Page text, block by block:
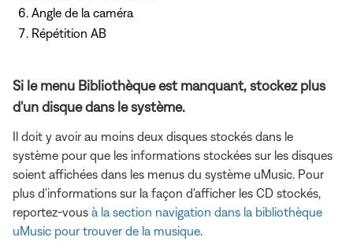
Angle de la caméra
Répétition AB
Si le menu Bibliothèque est manquant, stockez plus
d'un disque dans le système.
Il doit y avoir au moins deux disques stockés dans le
système pour que les informations stockées sur les disques
soient affichées dans les menus du système uMusic. Pour
plus d'informations sur la façon d'afficher les CD stockés,
reportez-vous à la section navigation dans la bibliothèque
uMusic pour trouver de la musique